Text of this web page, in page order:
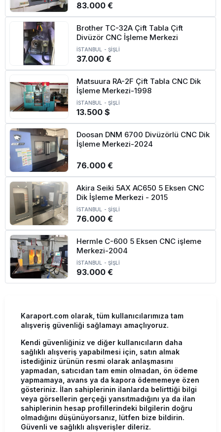
83.000 €
Brother TC-32A Çift Tabla Çift
Divüzör CNC İşleme Merkezi
İSTANBUL - ŞİŞLİ
37.000 €
Matsuura RA-2F Çift Tabla CNC Dik
İşleme Merkezi-1998
İSTANBUL - ŞİŞLİ
13.500 $
Doosan DNM 6700 Divüzörlü CNC Dik
İşleme Merkezi-2024
76.000 €
Akira Seiki 5AX AC650 5 Eksen CNC
Dik İşleme Merkezi - 2015
İSTANBUL - ŞİŞLİ
76.000 €
Hermle C-600 5 Eksen CNC işleme
Merkezi-2004
İSTANBUL - ŞİŞLİ
93.000 €
Karaport.com olarak, tüm kullanıcılarımıza tam
alışveriş güvenliği sağlamayı amaçlıyoruz.
Kendi güvenliğiniz ve diğer kullanıcıların daha
sağlıklı alışveriş yapabilmesi için, satın almak
istediğiniz ürünün resmi olarak anlaşmasını
yapmadan, satıcıdan tam emin olmadan, ön ödeme
yapmamaya, avans ya da kapora ödememeye özen
gösteriniz. İlan sahiplerinin ilanlarda belirttiği bilgi
veya görsellerin gerçeği yansıtmadığını ya da ilan
sahiplerinin hesap profillerindeki bilgilerin doğru
olmadığını düşünüyorsanız, lütfen bize bildirin.
Güvenli ve sağlıklı alışverişler dileriz.